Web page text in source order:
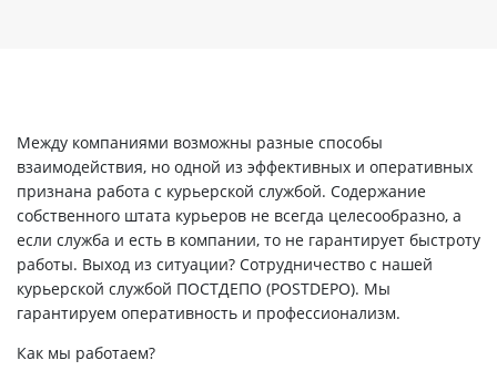
Между компаниями возможны разные способы
взаимодействия, но одной из эффективных и оперативных
признана работа с курьерской службой. Содержание
собственного штата курьеров не всегда целесообразно, а
если служба и есть в компании, то не гарантирует быстроту
работы. Выход из ситуации? Сотрудничество с нашей
курьерской службой ПОСТДЕПО (POSTDEPO). Мы
гарантируем оперативность и профессионализм.
Как мы работаем?